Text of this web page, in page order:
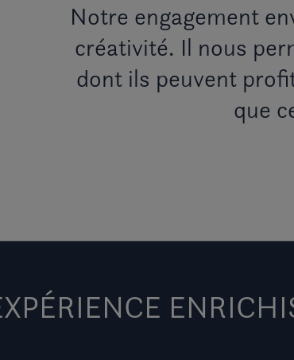
Notre engagement
créativité. Il nous
dont ils peuvent
que